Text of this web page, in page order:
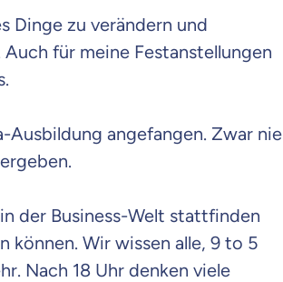
Dinge zu verändern und
für meine Festanstellungen
angefangen. Zwar nie
der Business-Welt stattfinden
können. Wir wissen alle, 9 to 5
Nach 18 Uhr denken viele